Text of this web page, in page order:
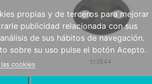
tc3844
propias y de terceros para mejorar
publicidad relacionada con sus
de sus hábitos de navegación.
sobre su uso pulse el botón Acepto.
cookies